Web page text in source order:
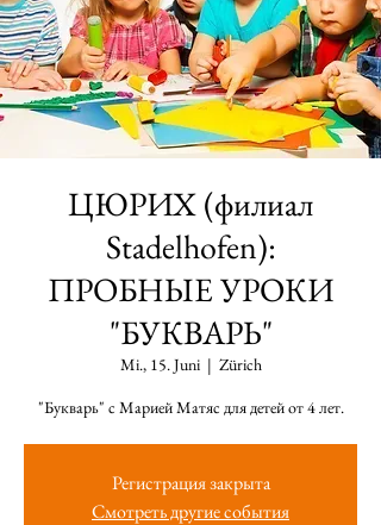
ЦЮРИХ (филиал
Stadelhofen):
ПРОБНЫЕ УРОКИ
"БУКВАРЬ"
Mi., 15. Juni
  |
Zürich
"Букварь" с Марией Матяс для детей от 4 лет.
Регистрация закрыта
Смотреть другие события